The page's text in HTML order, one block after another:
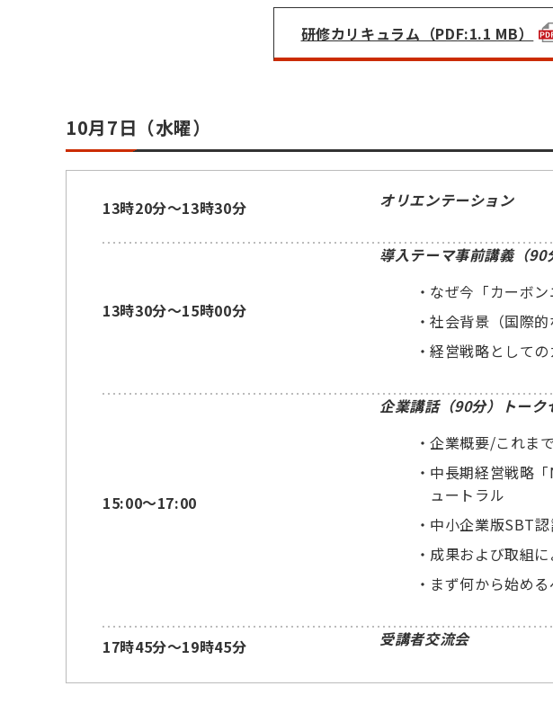
研修カリキュラム（PDF:1.1 MB）
10月7日（水曜）
13時20分～13時30分 オリエンテーション
13時30分～15時00分
導入テーマ事前講義（90
なぜ今「カーボ
社会背景（国際的
経営戦略として
15:00～17:00
企業講話（90分）トーク
企業概要/これま
中長期経営戦略
ュートラル
中小企業版SBT
成果および取組
まず何から始め
17時45分～19時45分 受講者交流会